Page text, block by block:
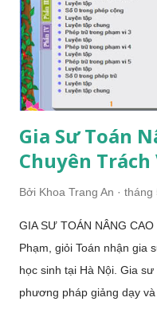
gia sư tiểu học tại nhà
nghiệp uy t...
Gia Sư Toán
Chuyên Trách
Bởi Khoa Trang An tháng
GIA SƯ TOÁN NÂNG
Phạm, giỏi Toán nhận gia
học sinh tại Hà Nội. Gia
phương pháp giảng dạy